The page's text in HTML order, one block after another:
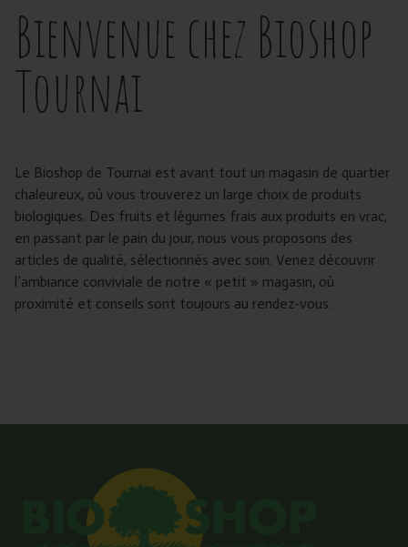
Bienvenue chez Bioshop
Tournai
Le Bioshop de Tournai est avant tout un magasin de quartier
chaleureux, où vous trouverez un large choix de produits
biologiques. Des fruits et légumes frais aux produits en vrac,
en passant par le pain du jour, nous vous proposons des
articles de qualité, sélectionnés avec soin. Venez découvrir
l’ambiance conviviale de notre « petit » magasin, où
proximité et conseils sont toujours au rendez-vous.